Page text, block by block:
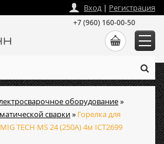
оборудование»
сварки» Горелка для
TECH MS 24 (250А) 4м ICT2699
Вход| Регистрация
+7 (960) 160-00-50